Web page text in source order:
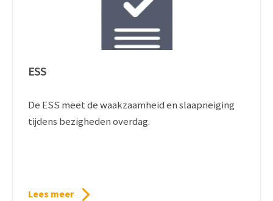
ESS
De ESS meet de waakzaamheid en slaapneiging
tijdens bezigheden overdag.
Lees meer